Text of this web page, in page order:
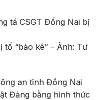
“bảo kê” – Ảnh: Tư
an tỉnh Đồng Nai
Đảng bằng hình thức